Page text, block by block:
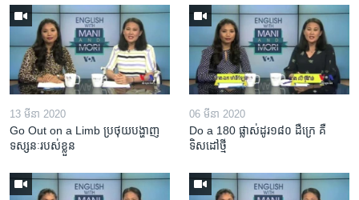
13 មីនា 2020
Go Out on a Limb ប្រថុយ​បង្ហាញ​
ទស្សនៈ​របស់​ខ្លួន
06 មីនា 2020
Do a 180 ផ្លាស់ដូរ១៨០ ដឺក្រេ គឺ
ទិសដៅថ្មី